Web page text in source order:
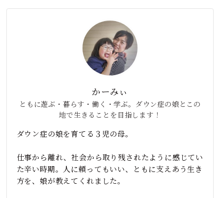
かーみぃ
ともに遊ぶ・暮らす・働く・学ぶ。ダウン症の娘とこの
地で生きることを目指します！
ダウン症の娘を育てる３児の母。
仕事から離れ、社会から取り残されたように感じてい
た辛い時期。人に頼ってもいい、ともに支えあう生き
方を、娘が教えてくれました。